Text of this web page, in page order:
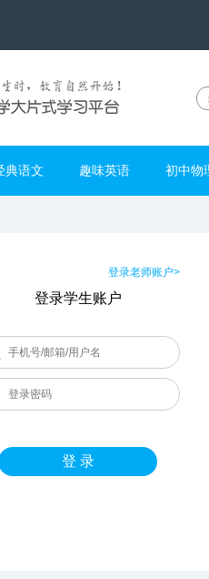
典语文 趣味英语 初中物
登录老师账户>
登录学生账户
登 录